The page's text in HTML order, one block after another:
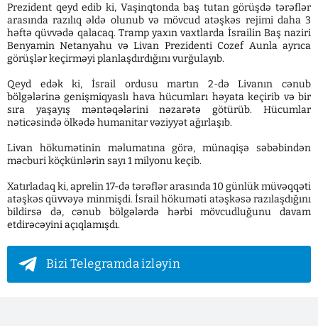
Prezident qeyd edib ki, Vaşinqtonda baş tutan görüşdə tərəflər
arasında razılıq əldə olunub və mövcud atəşkəs rejimi daha 3
həftə qüvvədə qalacaq. Tramp yaxın vaxtlarda İsrailin Baş naziri
Benyamin Netanyahu və Livan Prezidenti Cozef Aunla ayrıca
görüşlər keçirməyi planlaşdırdığını vurğulayıb.
Qeyd edək ki, İsrail ordusu martın 2-də Livanın cənub
bölgələrinə genişmiqyaslı hava hücumları həyata keçirib və bir
sıra yaşayış məntəqələrini nəzarətə götürüb. Hücumlar
nəticəsində ölkədə humanitar vəziyyət ağırlaşıb.
Livan hökumətinin məlumatına görə, münaqişə səbəbindən
məcburi köçkünlərin sayı 1 milyonu keçib.
Xatırladaq ki, aprelin 17-də tərəflər arasında 10 günlük müvəqqəti
atəşkəs qüvvəyə minmişdi. İsrail hökuməti atəşkəsə razılaşdığını
bildirsə də, cənub bölgələrdə hərbi mövcudluğunu davam
etdirəcəyini açıqlamışdı.
Bizi Telegramda izləyin